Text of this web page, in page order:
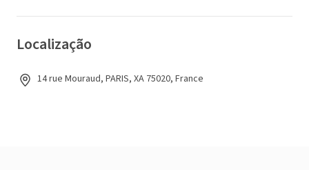
Localização
14 rue Mouraud, PARIS, XA 75020, France